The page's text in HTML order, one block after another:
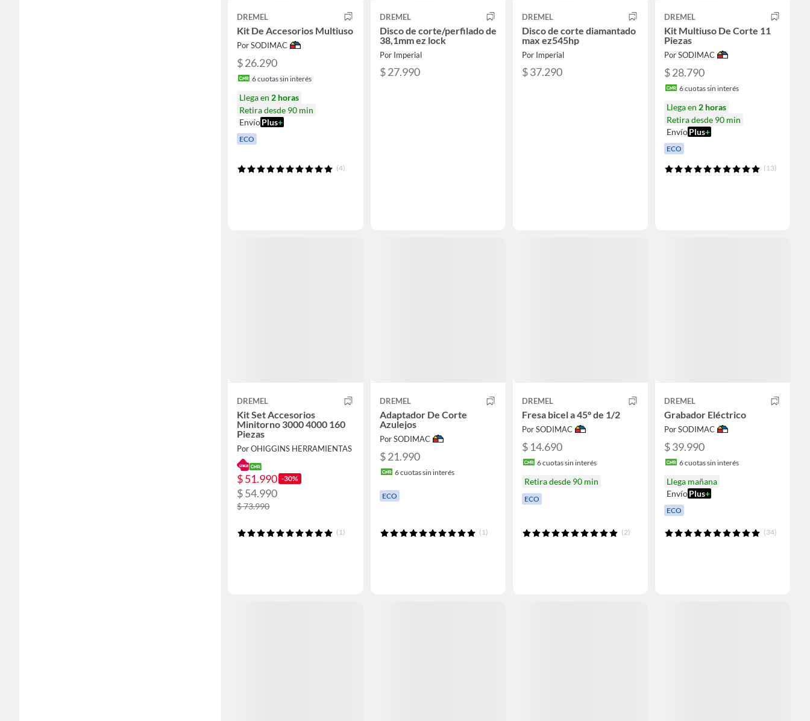
DREMEL
Kit De Accesorios Multiuso
Por SODIMAC
$ 26.290
6cuotas sin interés
Llega en 2 horas
Retira desde 90 min
EnvíoPlus+
ECO
(4)
DREMEL
Disco de corte/perfilado de
38,1mm ez lock
Por Imperial
$ 27.990
DREMEL
Disco de corte diamantado
max ez545hp
Por Imperial
$ 37.290
DREMEL
Kit Multiuso De Corte 11
Piezas
Por SODIMAC
$ 28.790
6cuotas sin interés
Llega en 2 horas
Retira desde 90 min
EnvíoPlus+
ECO
(13)
DREMEL
Kit Set Accesorios
Minitorno 3000 4000 160
Piezas
Por OHIGGINS HERRAMIENTAS
$ 51.990 -30%
$ 54.990
$ 73.990
(1)
DREMEL
Adaptador De Corte
Azulejos
Por SODIMAC
$ 21.990
6cuotas sin interés
ECO
(1)
DREMEL
Fresa bicel a 45º de 1/2
Por SODIMAC
$ 14.690
6cuotas sin interés
Retira desde 90 min
ECO
(2)
DREMEL
Grabador Eléctrico
Por SODIMAC
$ 39.990
6cuotas sin interés
Llega mañana
EnvíoPlus+
ECO
(34)